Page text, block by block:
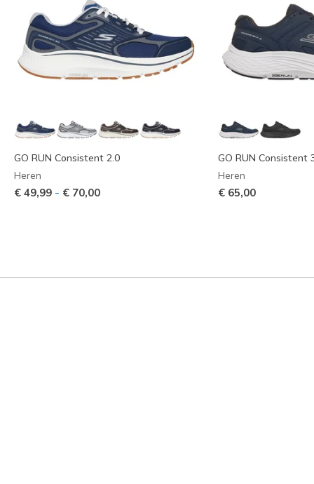
GO RUN Consistent 2.0
Heren
€ 49,99 - € 70,00
GO RUN Consistent
Heren
€ 65,00